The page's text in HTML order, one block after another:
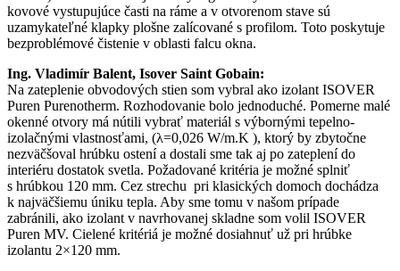
kovové vystupujúce časti na ráme a v otvorenom stave sú
uzamykateľné klapky plošne zalícované s profilom. Toto poskytuje
bezproblémové čistenie v oblasti falcu okna.
Ing. Vladimír Balent, Isover Saint Gobain:
Na zateplenie obvodových stien som vybral ako izolant ISOVER
Puren Purenotherm. Rozhodovanie bolo jednoduché. Pomerne malé
okenné otvory má nútili vybrať materiál s výbornými tepelno-
izolačnými vlastnosťami, (λ=0,026 W/m.K ), ktorý by zbytočne
nezväčšoval hrúbku ostení a dostali sme tak aj po zateplení do
interiéru dostatok svetla. Požadované kritéria je možné splniť
s hrúbkou 120 mm. Cez strechu pri klasických domoch dochádza
k najväčšiemu úniku tepla. Aby sme tomu v našom prípade
zabránili, ako izolant v navrhovanej skladne som volil ISOVER
Puren MV. Cielené kritériá je možné dosiahnuť už pri hrúbke
izolantu 2×120 mm.